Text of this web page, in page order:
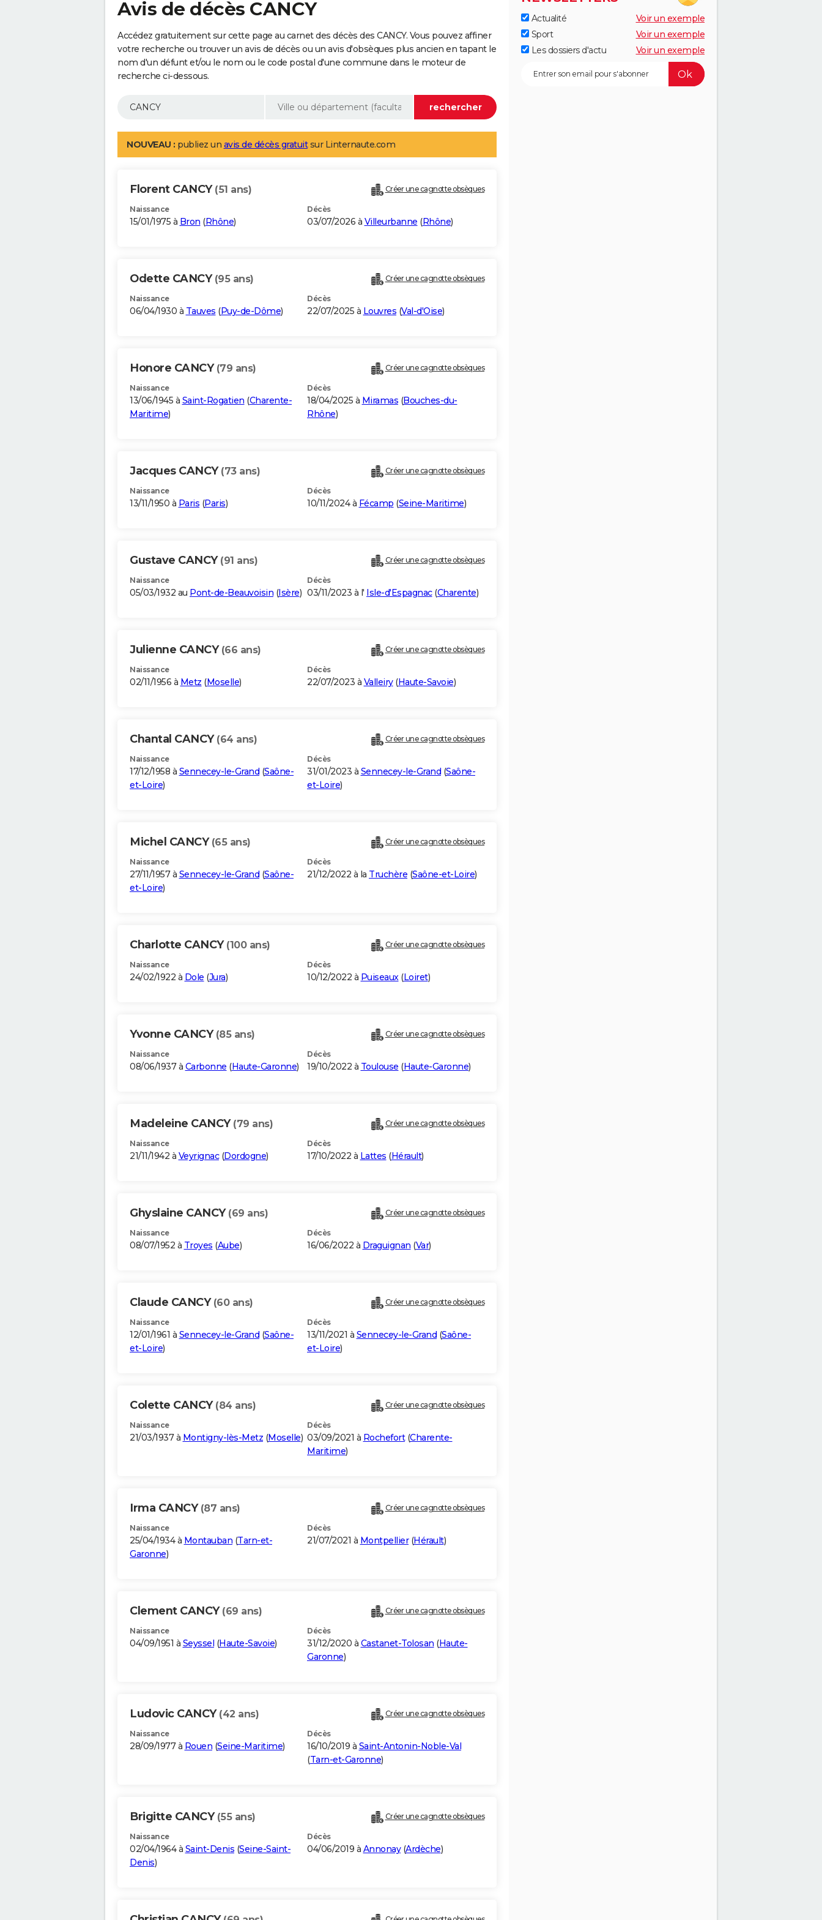
Avis de décès CANCY
Accédez gratuitement sur cette page au carnet des décès des CANCY. Vous pouvez affiner
votre recherche ou trouver un avis de décès ou un avis d'obsèques plus ancien en tapant le
nom d'un défunt et/ou le nom ou le code postal d'une commune dans le moteur de
recherche ci-dessous.
NOUVEAU : publiez un avis de décès gratuitsur Linternaute.com
Florent CANCY (51 ans) Créer une cagnotte obsèques
Naissance
15/01/1975 à Bron (Rhône)
Décès
03/07/2026 à Villeurbanne (Rhône)
Odette CANCY (95 ans) Créer une cagnotte obsèques
Naissance
06/04/1930 à Tauves (Puy-de-Dôme)
Décès
22/07/2025 à Louvres (Val-d'Oise)
Honore CANCY (79 ans) Créer une cagnotte obsèques
Naissance
13/06/1945 à Saint-Rogatien (Charente-
Maritime)
Décès
18/04/2025 à Miramas (Bouches-du-
Rhône)
Jacques CANCY (73 ans) Créer une cagnotte obsèques
Naissance
13/11/1950 à Paris (Paris)
Décès
10/11/2024 à Fécamp (Seine-Maritime)
Gustave CANCY (91 ans) Créer une cagnotte obsèques
Naissance
05/03/1932 au Pont-de-Beauvoisin (Isère)
Décès
03/11/2023 à l' Isle-d'Espagnac(Charente)
Julienne CANCY (66 ans) Créer une cagnotte obsèques
Naissance
02/11/1956 à Metz (Moselle)
Décès
22/07/2023 à Valleiry(Haute-Savoie)
Chantal CANCY (64 ans) Créer une cagnotte obsèques
Naissance
17/12/1958 à Sennecey-le-Grand (Saône-
et-Loire)
Décès
31/01/2023 à Sennecey-le-Grand (Saône-
et-Loire)
Michel CANCY (65 ans) Créer une cagnotte obsèques
Naissance
27/11/1957 à Sennecey-le-Grand (Saône-
et-Loire)
Décès
21/12/2022 à la Truchère (Saône-et-Loire)
Charlotte CANCY (100 ans) Créer une cagnotte obsèques
Naissance
24/02/1922 à Dole (Jura)
Décès
10/12/2022 à Puiseaux(Loiret)
Yvonne CANCY (85 ans) Créer une cagnotte obsèques
Naissance
08/06/1937 à Carbonne (Haute-Garonne)
Décès
19/10/2022 à Toulouse (Haute-Garonne)
Madeleine CANCY (79 ans) Créer une cagnotte obsèques
Naissance
21/11/1942 à Veyrignac(Dordogne)
Décès
17/10/2022 à Lattes (Hérault)
Ghyslaine CANCY (69 ans) Créer une cagnotte obsèques
Naissance
08/07/1952 à Troyes (Aube)
Décès
16/06/2022 à Draguignan (Var)
Claude CANCY (60 ans) Créer une cagnotte obsèques
Naissance
12/01/1961 à Sennecey-le-Grand (Saône-
et-Loire)
Décès
13/11/2021 à Sennecey-le-Grand (Saône-
et-Loire)
Colette CANCY (84 ans) Créer une cagnotte obsèques
Naissance
21/03/1937 à Montigny-lès-Metz (Moselle)
Décès
03/09/2021 à Rochefort(Charente-
Maritime)
Irma CANCY (87 ans) Créer une cagnotte obsèques
Naissance
25/04/1934 à Montauban (Tarn-et-
Garonne)
Décès
21/07/2021 à Montpellier(Hérault)
Clement CANCY (69 ans) Créer une cagnotte obsèques
Naissance
04/09/1951 à Seyssel (Haute-Savoie)
Décès
31/12/2020 à Castanet-Tolosan (Haute-
Garonne)
Ludovic CANCY (42 ans) Créer une cagnotte obsèques
Naissance
28/09/1977 à Rouen (Seine-Maritime)
Décès
16/10/2019 à Saint-Antonin-Noble-Val
(Tarn-et-Garonne)
Brigitte CANCY (55 ans) Créer une cagnotte obsèques
Naissance
02/04/1964 à Saint-Denis (Seine-Saint-
Denis)
Décès
04/06/2019 à Annonay(Ardèche)
Actualité
Voir un exemple
Sport
Voir un exemple
Les dossiers d'actu
Voir un exemple